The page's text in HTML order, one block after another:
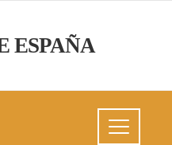
ESPAÑA